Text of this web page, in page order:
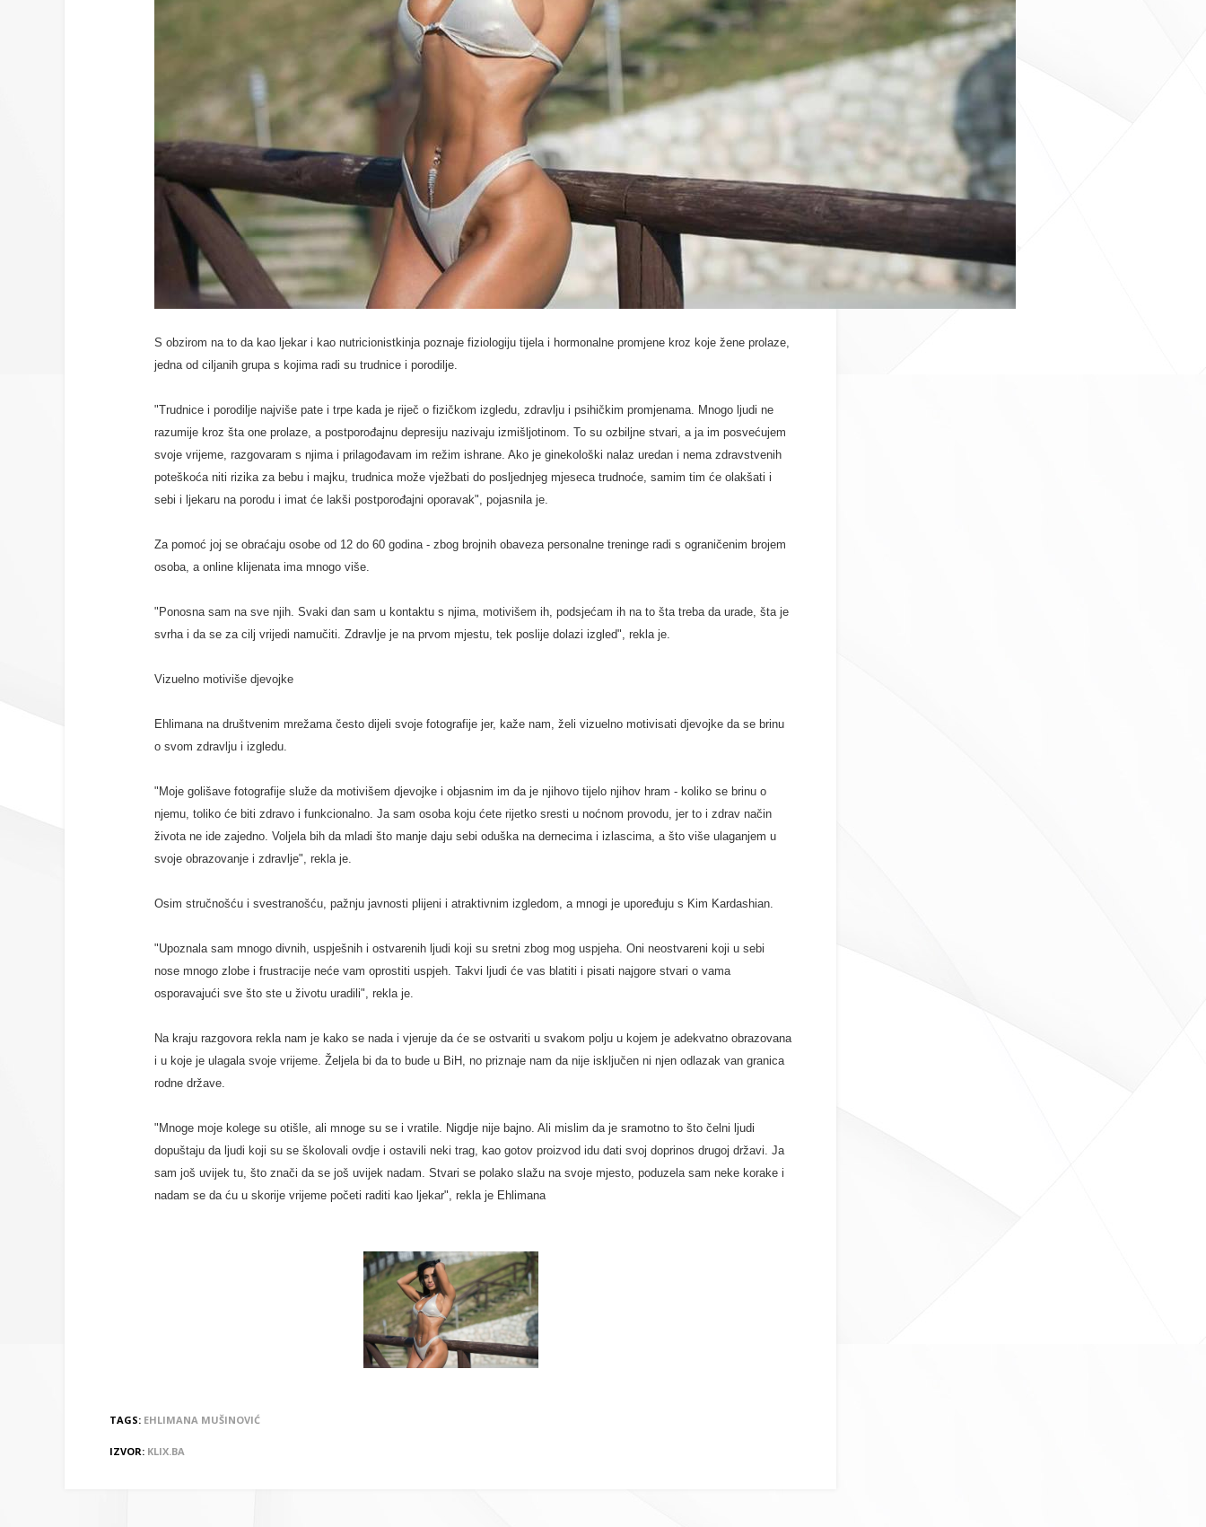
S obzirom na to da kao ljekar i kao nutricionistkinja poznaje fiziologiju tijela i hormonalne promjene kroz koje žene prolaze,
jedna od ciljanih grupa s kojima radi su trudnice i porodilje.
"Trudnice i porodilje najviše pate i trpe kada je riječ o fizičkom izgledu, zdravlju i psihičkim promjenama. Mnogo ljudi ne
razumije kroz šta one prolaze, a postporođajnu depresiju nazivaju izmišljotinom. To su ozbiljne stvari, a ja im posvećujem
svoje vrijeme, razgovaram s njima i prilagođavam im režim ishrane. Ako je ginekološki nalaz uredan i nema zdravstvenih
poteškoća niti rizika za bebu i majku, trudnica može vježbati do posljednjeg mjeseca trudnoće, samim tim će olakšati i
sebi i ljekaru na porodu i imat će lakši postporođajni oporavak", pojasnila je.
Za pomoć joj se obraćaju osobe od 12 do 60 godina - zbog brojnih obaveza personalne treninge radi s ograničenim brojem
osoba, a online klijenata ima mnogo više.
"Ponosna sam na sve njih. Svaki dan sam u kontaktu s njima, motivišem ih, podsjećam ih na to šta treba da urade, šta je
svrha i da se za cilj vrijedi namučiti. Zdravlje je na prvom mjestu, tek poslije dolazi izgled", rekla je.
Vizuelno motiviše djevojke
Ehlimana na društvenim mrežama često dijeli svoje fotografije jer, kaže nam, želi vizuelno motivisati djevojke da se brinu
o svom zdravlju i izgledu.
"Moje golišave fotografije služe da motivišem djevojke i objasnim im da je njihovo tijelo njihov hram - koliko se brinu o
njemu, toliko će biti zdravo i funkcionalno. Ja sam osoba koju ćete rijetko sresti u noćnom provodu, jer to i zdrav način
života ne ide zajedno. Voljela bih da mladi što manje daju sebi oduška na dernecima i izlascima, a što više ulaganjem u
svoje obrazovanje i zdravlje", rekla je.
Osim stručnošću i svestranošću, pažnju javnosti plijeni i atraktivnim izgledom, a mnogi je upoređuju s Kim Kardashian.
"Upoznala sam mnogo divnih, uspješnih i ostvarenih ljudi koji su sretni zbog mog uspjeha. Oni neostvareni koji u sebi
nose mnogo zlobe i frustracije neće vam oprostiti uspjeh. Takvi ljudi će vas blatiti i pisati najgore stvari o vama
osporavajući sve što ste u životu uradili", rekla je.
Na kraju razgovora rekla nam je kako se nada i vjeruje da će se ostvariti u svakom polju u kojem je adekvatno obrazovana
i u koje je ulagala svoje vrijeme. Željela bi da to bude u BiH, no priznaje nam da nije isključen ni njen odlazak van granica
rodne države.
"Mnoge moje kolege su otišle, ali mnoge su se i vratile. Nigdje nije bajno. Ali mislim da je sramotno to što čelni ljudi
dopuštaju da ljudi koji su se školovali ovdje i ostavili neki trag, kao gotov proizvod idu dati svoj doprinos drugoj državi. Ja
sam još uvijek tu, što znači da se još uvijek nadam. Stvari se polako slažu na svoje mjesto, poduzela sam neke korake i
nadam se da ću u skorije vrijeme početi raditi kao ljekar", rekla je Ehlimana
TAGS: EHLIMANA MUŠINOVIĆ
IZVOR: KLIX.BA